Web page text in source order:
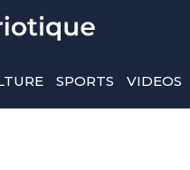
SPORTS VIDEOS